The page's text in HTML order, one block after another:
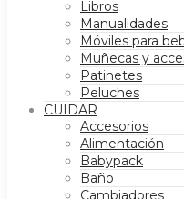
Libros
Manualidades
Móviles para
Muñecas y
Patinetes
Peluches
CUIDAR
Accesorios
Alimentación
Babypack
Baño
Cambiadores